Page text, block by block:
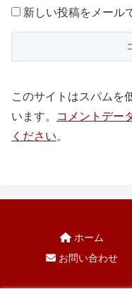
新しい投稿をメール
このサイトはスパムを
います。
コメントデー
ください。
ホーム
お問い合わせ